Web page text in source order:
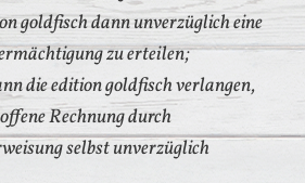
goldfisch dann unverzüglich eine
zu erteilen;
die edition goldfisch verlangen,
Rechnung durch
selbst unverzüglich